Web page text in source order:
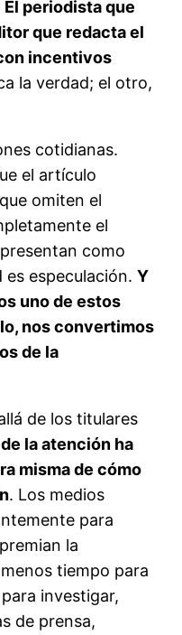
El periodista que
que redacta el
incentivos
la verdad; el otro,
cotidianas.
el artículo
omiten el
el
como
es especulación.Y
uno de estos
nos convertimos
de la
de los titulares
la atención ha
misma de cómo
. Los medios
para
la
tiempo para
investigar,
de prensa,